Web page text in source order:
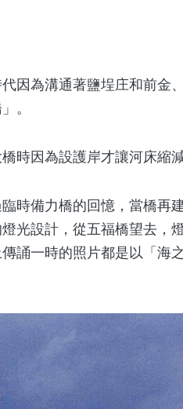
因為溝通著鹽埕庄和前金
。
因為設護岸才讓河床縮減
時備力橋的回憶，當橋再
光設計，從五福橋望去，
誦一時的照片都是以「海之